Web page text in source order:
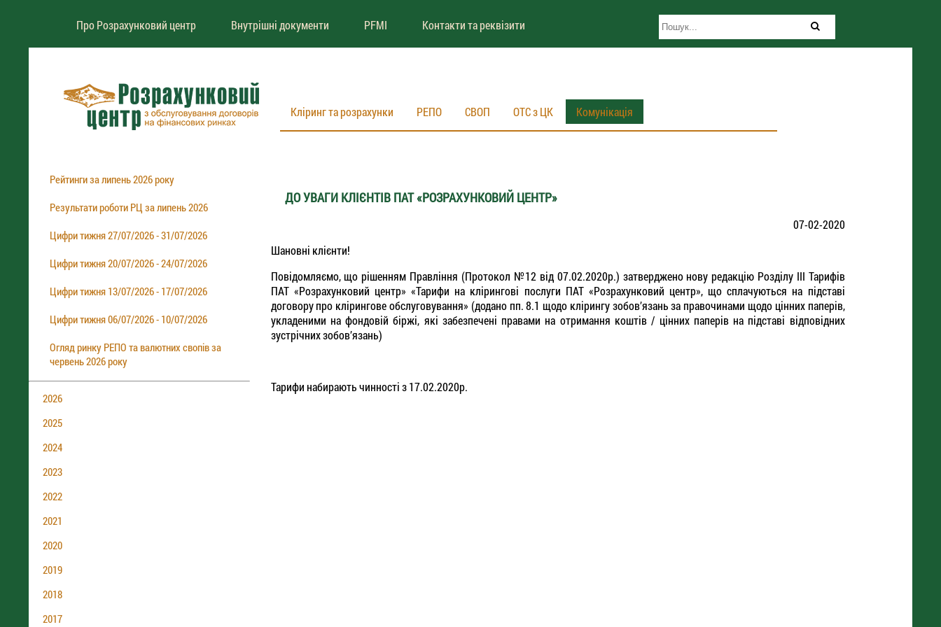
Про Розрахунковий центр Внутрішні документи PFMI Контакти та реквізити
Кліринг та розрахунки РЕПО СВОП ОТС з ЦК Комунікація
Рейтинги за липень 2026 року
Результати роботи РЦ за липень 2026
Цифри тижня 27/07/2026 - 31/07/2026
Цифри тижня 20/07/2026 - 24/07/2026
Цифри тижня 13/07/2026 - 17/07/2026
Цифри тижня 06/07/2026 - 10/07/2026
Огляд ринку РЕПО та валютних свопів за
червень 2026 року
2026
2025
2024
2023
2022
2021
2020
2019
2018
2017
ДО УВАГИ КЛІЄНТІВ ПАТ «РОЗРАХУНКОВИЙ ЦЕНТР»
07-02-2020
Шановні клієнти!
Повідомляємо, що рішенням Правління (Протокол №12 від 07.02.2020р.) затверджено нову редакцію Розділу ІІІ Тарифів
ПАТ «Розрахунковий центр» «Тарифи на клірингові послуги ПАТ «Розрахунковий центр», що сплачуються на підставі
договору про клірингове обслуговування» (додано пп. 8.1 щодо клірингу зобовʼязань за правочинами щодо цінних паперів,
укладеними на фондовій біржі, які забезпечені правами на отримання коштів / цінних паперів на підставі відповідних
зустрічних зобов’язань)
Тарифи набирають чинності з 17.02.2020р.